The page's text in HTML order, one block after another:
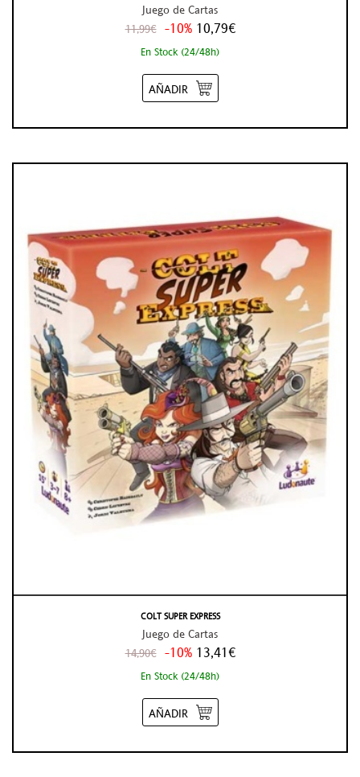
Juego de Cartas
11,99€ -10% 10,79€
En Stock (24/48h)
AÑADIR
COLT SUPER EXPRESS
Juego de Cartas
14,90€ -10% 13,41€
En Stock (24/48h)
AÑADIR